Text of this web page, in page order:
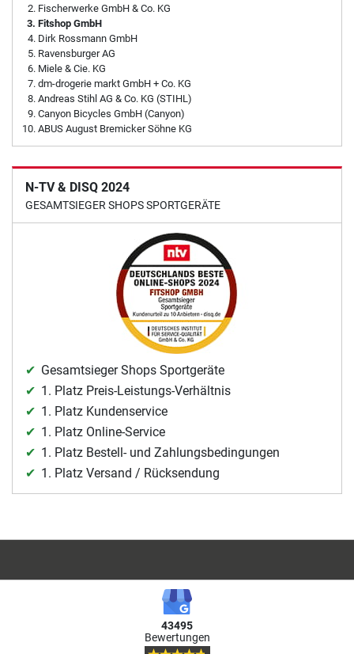
Fischerwerke GmbH & Co. KG
Fitshop GmbH
Dirk Rossmann GmbH
Ravensburger AG
Miele & Cie. KG
dm-drogerie markt GmbH + Co. KG
Andreas Stihl AG & Co. KG (STIHL)
Canyon Bicycles GmbH (Canyon)
ABUS August Bremicker Söhne KG
N-TV & DISQ 2024
GESAMTSIEGER SHOPS SPORTGERÄTE
Gesamtsieger Shops Sportgeräte
1. Platz Preis-Leistungs-Verhältnis
1. Platz Kundenservice
1. Platz Online-Service
1. Platz Bestell- und Zahlungsbedingungen
1. Platz Versand / Rücksendung
43495
Bewertungen